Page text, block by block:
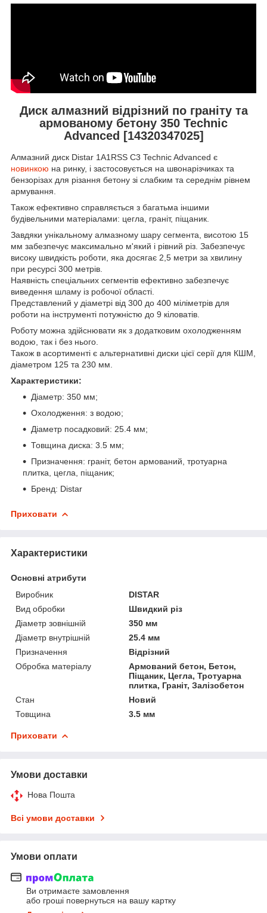
Диск алмазний відрізний по граніту та
армованому бетону 350 Technic
Advanced [14320347025]
Алмазний диск Distar 1A1RSS C3 Technic Advanced є
новинкою на ринку, і застосовується на швонарізчиках та
бензорізах для різання бетону зі слабким та середнім рівнем
армування.
Також ефективно справляється з багатьма іншими
будівельними матеріалами: цегла, граніт, піщаник.
Завдяки унікальному алмазному шару сегмента, висотою 15
мм забезпечує максимально м'який і рівний різ. Забезпечує
високу швидкість роботи, яка досягає 2,5 метри за хвилину
при ресурсі 300 метрів.
Наявність спеціальних сегментів ефективно забезпечує
виведення шламу із робочої області.
Представлений у діаметрі від 300 до 400 міліметрів для
роботи на інструменті потужністю до 9 кіловатів.
Роботу можна здійснювати як з додатковим охолодженням
водою, так і без нього.
Також в асортименті є альтернативні диски цієї серії для КШМ,
діаметром 125 та 230 мм.
Характеристики:
Діаметр: 350 мм;
Охолодження: з водою;
Діаметр посадковий: 25.4 мм;
Товщина диска: 3.5 мм;
Призначення: граніт, бетон армований, тротуарна
плитка, цегла, піщаник;
Бренд: Distar
Приховати
Характеристики
Основні атрибути
Виробник
DISTAR
Вид обробки
Швидкий різ
Діаметр зовнішній
350 мм
Діаметр внутрішній
25.4 мм
Призначення
Відрізний
Обробка матеріалу
Армований бетон, Бетон,
Піщаник, Цегла, Тротуарна
плитка, Граніт, Залізобетон
Стан
Новий
Товщина
3.5 мм
Приховати
Умови доставки
Нова Пошта
Всі умови доставки
Умови оплати
Ви отримаєте замовлення
або гроші повернуться на вашу картку